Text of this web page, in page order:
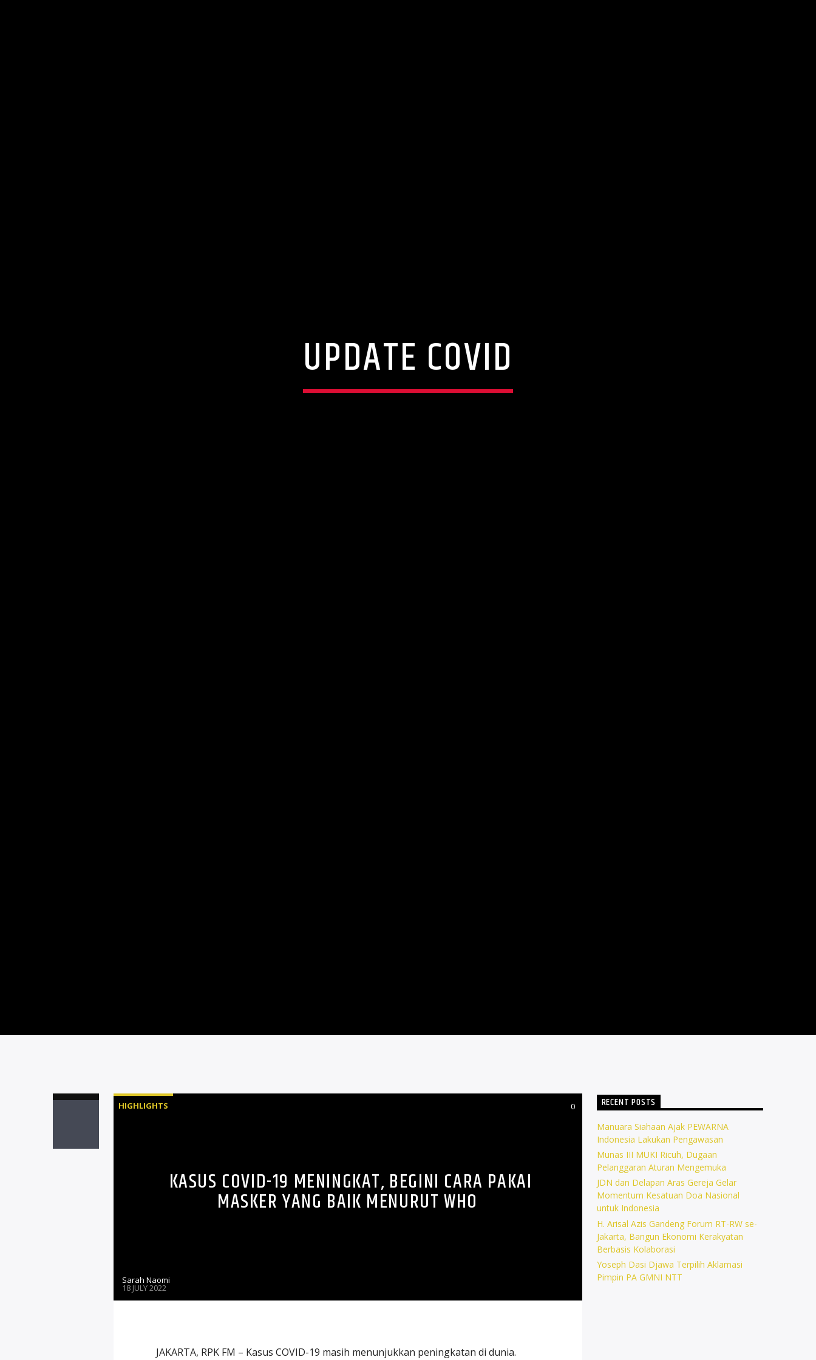
UPDATE COVID
HIGHLIGHTS 0
KASUS COVID-19 MENINGKAT, BEGINI CARA PAKAI
MASKER YANG BAIK MENURUT WHO
Sarah Naomi
18 JULY 2022
JAKARTA, RPK FM – Kasus COVID-19 masih menunjukkan peningkatan di dunia.
RECENT POSTS
Manuara Siahaan Ajak PEWARNA
Indonesia Lakukan Pengawasan
Munas III MUKI Ricuh, Dugaan
Pelanggaran Aturan Mengemuka
JDN dan Delapan Aras Gereja Gelar
Momentum Kesatuan Doa Nasional
untuk Indonesia
H. Arisal Azis Gandeng Forum RT-RW se-
Jakarta, Bangun Ekonomi Kerakyatan
Berbasis Kolaborasi
Yoseph Dasi Djawa Terpilih Aklamasi
Pimpin PA GMNI NTT